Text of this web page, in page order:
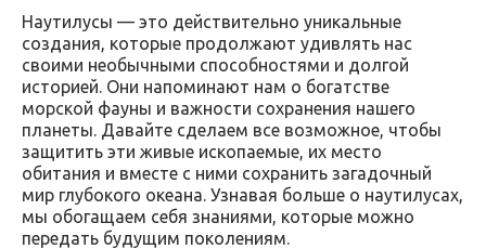
Наутилусы — это действительно уникальные
создания, которые продолжают удивлять нас
своими необычными способностями и долгой
историей. Они напоминают нам о богатстве
морской фауны и важности сохранения нашего
планеты. Давайте сделаем все возможное, чтобы
защитить эти живые ископаемые, их место
обитания и вместе с ними сохранить загадочный
мир глубокого океана. Узнавая больше о наутилусах,
мы обогащаем себя знаниями, которые можно
передать будущим поколениям.